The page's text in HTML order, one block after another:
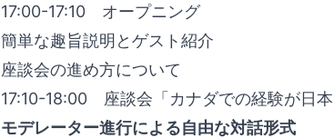
17:00-17:10 オープニング
簡単な趣旨説明とゲスト紹介
座談会の進め方について
17:10-18:00 座談会「カナダでの経験が日本
モデレーター進行による自由な対話形式